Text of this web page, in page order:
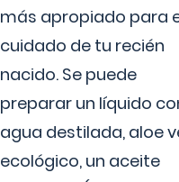
más apropiado para
cuidado de tu recién
nacido. Se puede
preparar un líquido
agua destilada, aloe
ecológico, un aceite